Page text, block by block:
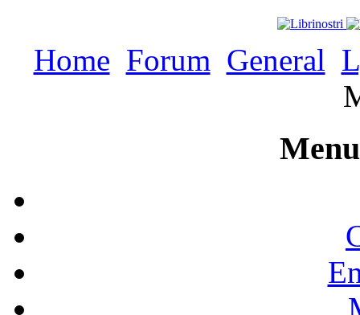
Home Forum General